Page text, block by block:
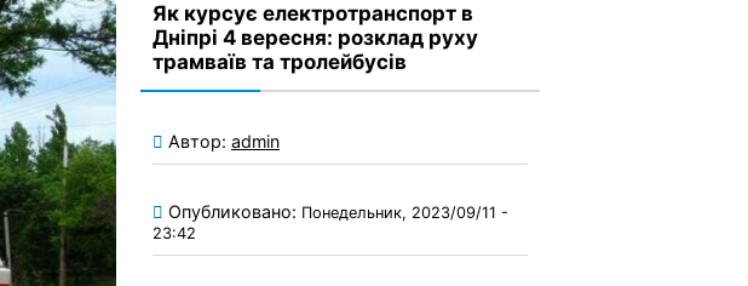
Як курсує електротранспорт в
Дніпрі 4 вересня: розклад руху
трамваїв та тролейбусів
Автор: admin
Опубликовано: Понедельник, 2023/09/11 -
23:42